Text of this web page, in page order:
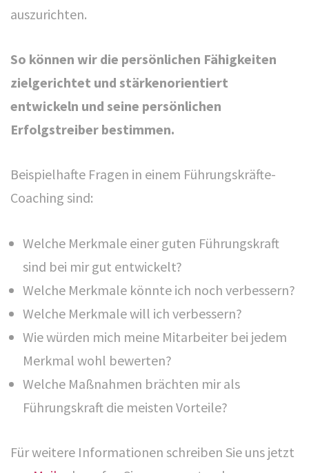
auszurichten.
So können wir die persönlichen Fähigkeiten
zielgerichtet und stärkenorientiert
entwickeln und seine persönlichen
Erfolgstreiber bestimmen.
Beispielhafte Fragen in einem Führungskräfte-
Coaching sind:
Welche Merkmale einer guten Führungskraft
sind bei mir gut entwickelt?
Welche Merkmale könnte ich noch verbessern?
Welche Merkmale will ich verbessern?
Wie würden mich meine Mitarbeiter bei jedem
Merkmal wohl bewerten?
Welche Maßnahmen brächten mir als
Führungskraft die meisten Vorteile?
Für weitere Informationen schreiben Sie uns jetzt
Telefon: +49 89 69396173
LINKS
Newsletter bestellen
Impressum/ Disclaimer
AGB